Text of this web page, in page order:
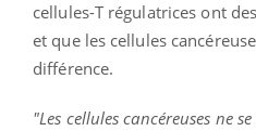
cellules-T régulatrices ont
et que les cellules
différence.
"Les cellules cancéreuses ne